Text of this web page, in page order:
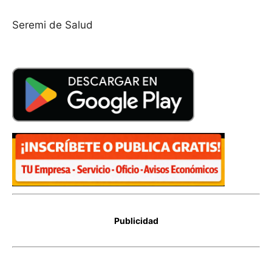
Seremi de Salud
Publicidad